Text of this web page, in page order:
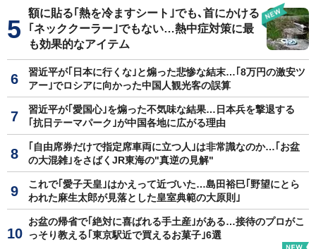
額に貼る｢熱を冷ますシート｣でも､首にかける
｢ネッククーラー｣でもない…熱中症対策に最
も効果的なアイテム
習近平が｢日本に行くな｣と煽った悲惨な結末…｢8万円の激安ツ
アー｣でロシアに向かった中国人観光客の誤算
習近平が｢愛国心｣を煽った不気味な結果…日本兵を撃退する
｢抗日テーマパーク｣が中国各地に広がる理由
｢自由席券だけで指定席車両に立つ人｣は非常識なのか…｢お盆
の大混雑｣をさばくJR東海の"真逆の見解"
これで｢愛子天皇｣はかえって近づいた…島田裕巳｢野望にとら
われた麻生太郎が見落とした皇室典範の大原則｣
お盆の帰省で｢絶対に喜ばれる手土産｣がある…接待のプロがこ
っそり教える｢東京駅近で買えるお菓子｣6選